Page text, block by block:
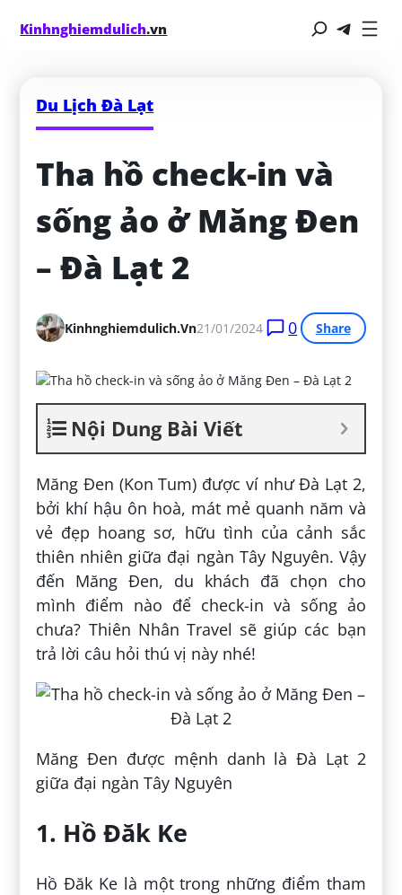
Kinhnghiemdulich.vn
Du Lịch Đà Lạt
Tha hồ check-in và
sống ảo ở Măng Đen
– Đà Lạt 2
Kinhnghiemdulich.vn21/01/2024 0 Share
Nội Dung Bài Viết
Măng Đen (Kon Tum) được ví như Đà Lạt 2,
bởi khí hậu ôn hoà, mát mẻ quanh năm và
vẻ đẹp hoang sơ, hữu tình của cảnh sắc
thiên nhiên giữa đại ngàn Tây Nguyên. Vậy
đến Măng Đen, du khách đã chọn cho
mình điểm nào để check-in và sống ảo
chưa? Thiên Nhân Travel sẽ giúp các bạn
trả lời câu hỏi thú vị này nhé!
Măng Đen được mệnh danh là Đà Lạt 2
giữa đại ngàn Tây Nguyên
1. Hồ Đăk Ke
Hồ Đăk Ke là một trong những điểm tham